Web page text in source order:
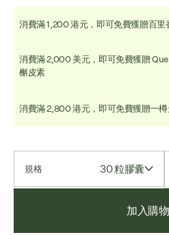
消費滿 1,200 港元，即可免費獲贈百
消費滿 2,000 美元，即可免費獲贈
槲皮素
消費滿 2,800 港元，即可免費獲贈一
規格 30 粒膠囊
加入購